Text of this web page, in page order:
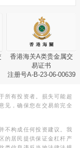
香港海关A类贵金属交
易证书
注册号A-B-23-06-00639
所有投资者。损失可能超
见，确保您在交易前完全
不构成任何投资建议。我
的居民提供保证金杠杆产